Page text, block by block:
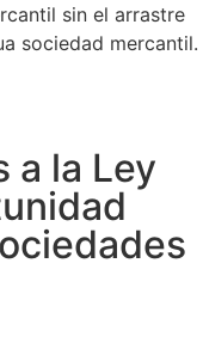
sin el arrastre
sociedad mercantil.
a la Ley